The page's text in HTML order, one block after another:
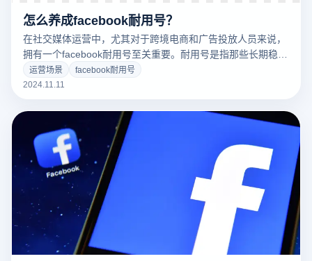
怎么养成facebook耐用号？
在社交媒体运营中，尤其对于跨境电商和广告投放人员来说，
拥有一个facebook耐用号至关重要。耐用号是指那些长期稳定
运营、未被封禁或限制的Facebook账户，这类账户通常拥有
良好的行为历史和声誉，能够有效降低被封禁的风险。在多账
性，避免频繁面临封禁等问题。养成Facebook耐用号并非一
朝一夕的事，它需要通过合规操作、谨慎行为和持续优化来维
持账户的健康与安全。通过防范违规行为、加强账户安全管理
并使用合适的工具，可以有效延长Facebook账户的生命周
期，确保其稳定运行。
运营场景
facebook耐用号
2024.11.11